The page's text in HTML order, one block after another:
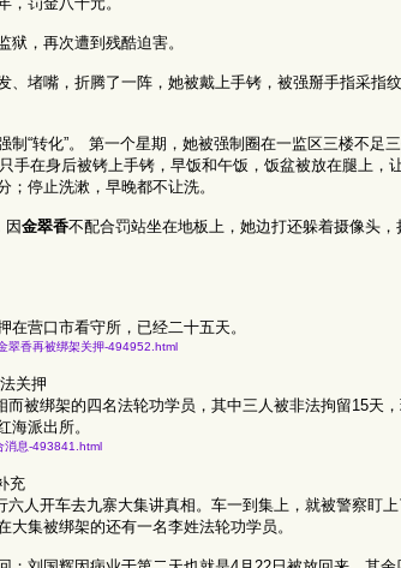
狱，再次遭到残酷迫害。
、堵嘴，折腾了一阵，她被戴上手铐，被强掰手指采指
制“转化”。 第一个星期，她被强制圈在一监区三楼不足
在身后被铐上手铐，早饭和午饭，饭盆被放在腿上，
停止洗漱，早晚都不让洗。
因金翠香不配合罚站坐在地板上，她边打还躲着摄像头，
营口市看守所，已经二十五天。
翠香再被绑架关押-494952.html
关押
被绑架的四名法轮功学员，其中三人被非法拘留15天
海派出所。
消息-493841.html
充
人开车去九寨大集讲真相。车一到集上，就被警察盯
集被绑架的还有一名李姓法轮功学员。